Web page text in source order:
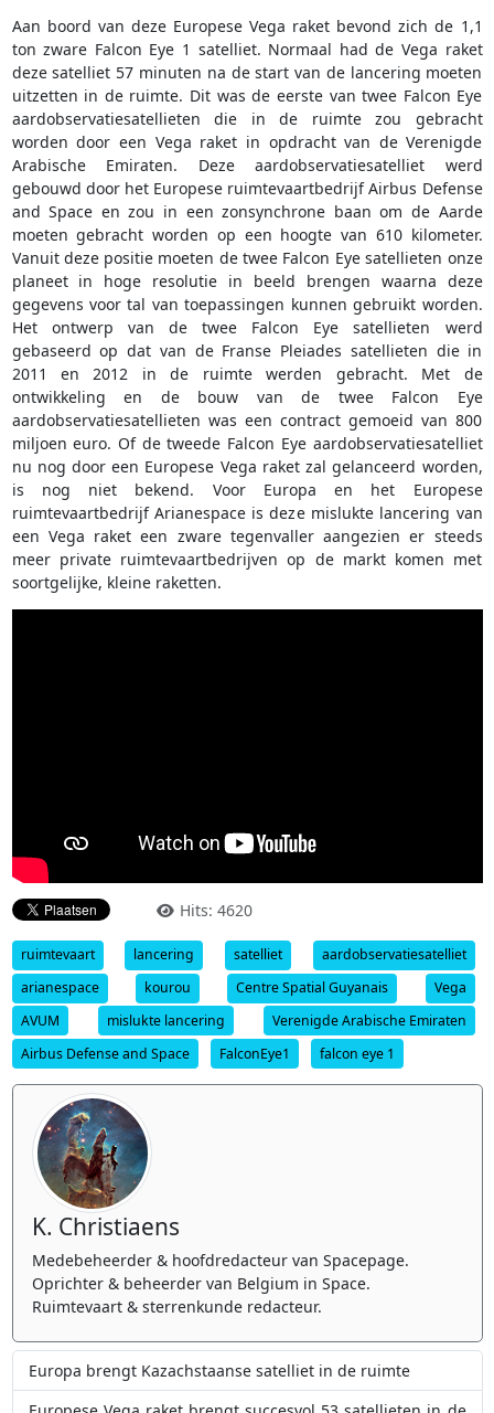
Aan boord van deze Europese Vega raket bevond zich de 1,1
ton zware Falcon Eye 1 satelliet. Normaal had de Vega raket
deze satelliet 57 minuten na de start van de lancering moeten
uitzetten in de ruimte. Dit was de eerste van twee Falcon Eye
aardobservatiesatellieten die in de ruimte zou gebracht
worden door een Vega raket in opdracht van de Verenigde
Arabische Emiraten. Deze aardobservatiesatelliet werd
gebouwd door het Europese ruimtevaartbedrijf Airbus Defense
and Space en zou in een zonsynchrone baan om de Aarde
moeten gebracht worden op een hoogte van 610 kilometer.
Vanuit deze positie moeten de twee Falcon Eye satellieten onze
planeet in hoge resolutie in beeld brengen waarna deze
gegevens voor tal van toepassingen kunnen gebruikt worden.
Het ontwerp van de twee Falcon Eye satellieten werd
gebaseerd op dat van de Franse Pleiades satellieten die in
2011 en 2012 in de ruimte werden gebracht. Met de
ontwikkeling en de bouw van de twee Falcon Eye
aardobservatiesatellieten was een contract gemoeid van 800
miljoen euro. Of de tweede Falcon Eye aardobservatiesatelliet
nu nog door een Europese Vega raket zal gelanceerd worden,
is nog niet bekend. Voor Europa en het Europese
ruimtevaartbedrijf Arianespace is deze mislukte lancering van
een Vega raket een zware tegenvaller aangezien er steeds
meer private ruimtevaartbedrijven op de markt komen met
soortgelijke, kleine raketten.
Hits: 4620
ruimtevaart lancering satelliet
aardobservatiesatelliet
arianespace
kourou Centre Spatial Guyanais
Vega
AVUM
mislukte lancering
Verenigde Arabische Emiraten
Airbus Defense and Space
FalconEye1 falcon eye 1
K. Christiaens
Medebeheerder & hoofdredacteur van Spacepage.
Oprichter & beheerder van Belgium in Space.
Ruimtevaart & sterrenkunde redacteur.
Europa brengt Kazachstaanse satelliet in de ruimte